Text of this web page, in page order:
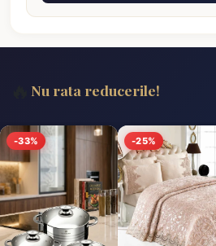
Nu rata reducerile!
-33% -25%